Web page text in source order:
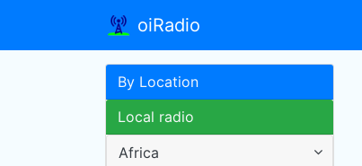
oiRadio
By Location
Local radio
Africa